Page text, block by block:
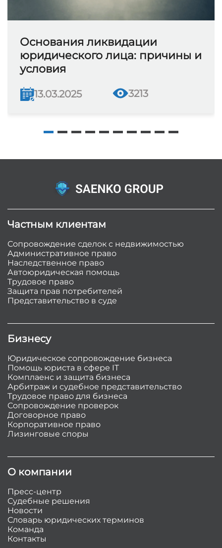
Основания ликвидации
юридического лица: причины и
условия
13.03.2025 3213
Частным клиентам
Сопровождение сделок с недвижимостью
Административное право
Наследственное право
Автоюридическая помощь
Трудовое право
Защита прав потребителей
Представительство в суде
Бизнесу
Юридическое сопровождение бизнеса
Помощь юриста в сфере IT
Комплаенс и защита бизнеса
Арбитраж и судебное представительство
Трудовое право для бизнеса
Сопровождение проверок
Договорное право
Корпоративное право
Лизинговые споры
О компании
Пресс-центр
Судебные решения
Новости
Словарь юридических терминов
Команда
Контакты